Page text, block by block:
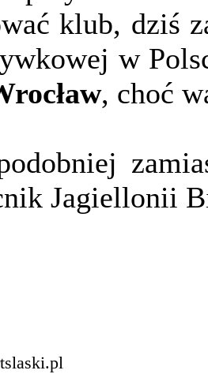
klub, dziś
w
, choć
Jagiellonii